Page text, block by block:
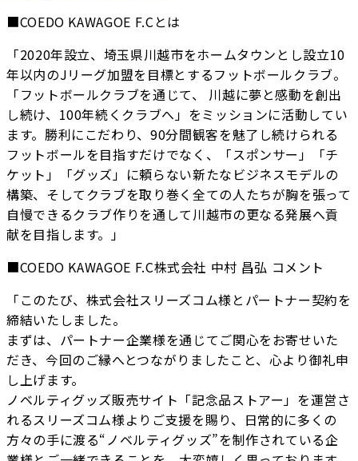
■COEDO KAWAGOE F.Cとは
「2020年設立、埼玉県川越市をホームタウンとし設立10
年以内のJリーグ加盟を目標とするフットボールクラブ。
「フットボールクラブを通じて、 川越に夢と感動を創出
し続け、100年続くクラブへ」をミッションに活動してい
ます。勝利にこだわり、90分間観客を魅了し続けられる
フットボールを目指すだけでなく、「スポンサー」「チ
ケット」「グッズ」に頼らない新たなビジネスモデルの
構築、そしてクラブを取り巻く全ての人たちが胸を張って
自慢できるクラブ作りを通して川越市の更なる発展へ貢
献を目指します。」
■COEDO KAWAGOE F.C株式会社 中村 昌弘 コメント
「このたび、株式会社スリーズコム様とパートナー契約を
締結いたしました。
まずは、パートナー企業様を通じてご関心をお寄せいた
だき、今回のご縁へとつながりましたこと、心より御礼申
し上げます。
ノベルティグッズ販売サイト「記念品ストアー」を運営さ
れるスリーズコム様よりご支援を賜り、日常的に多くの
方々の手に渡る“ノベルティグッズ”を制作されている企